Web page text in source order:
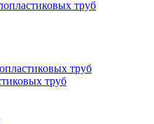
труб
труб
труб